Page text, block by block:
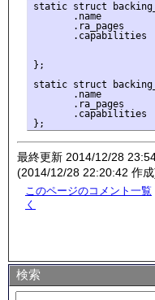
static struct
.name
.ra_pages
.capabilities
};
static struct
.name
.ra_pages
.capabilities
最終更新 2014/12/28
(2014/12/28 22:20:42 作
このページのコメント一覧
く
検索